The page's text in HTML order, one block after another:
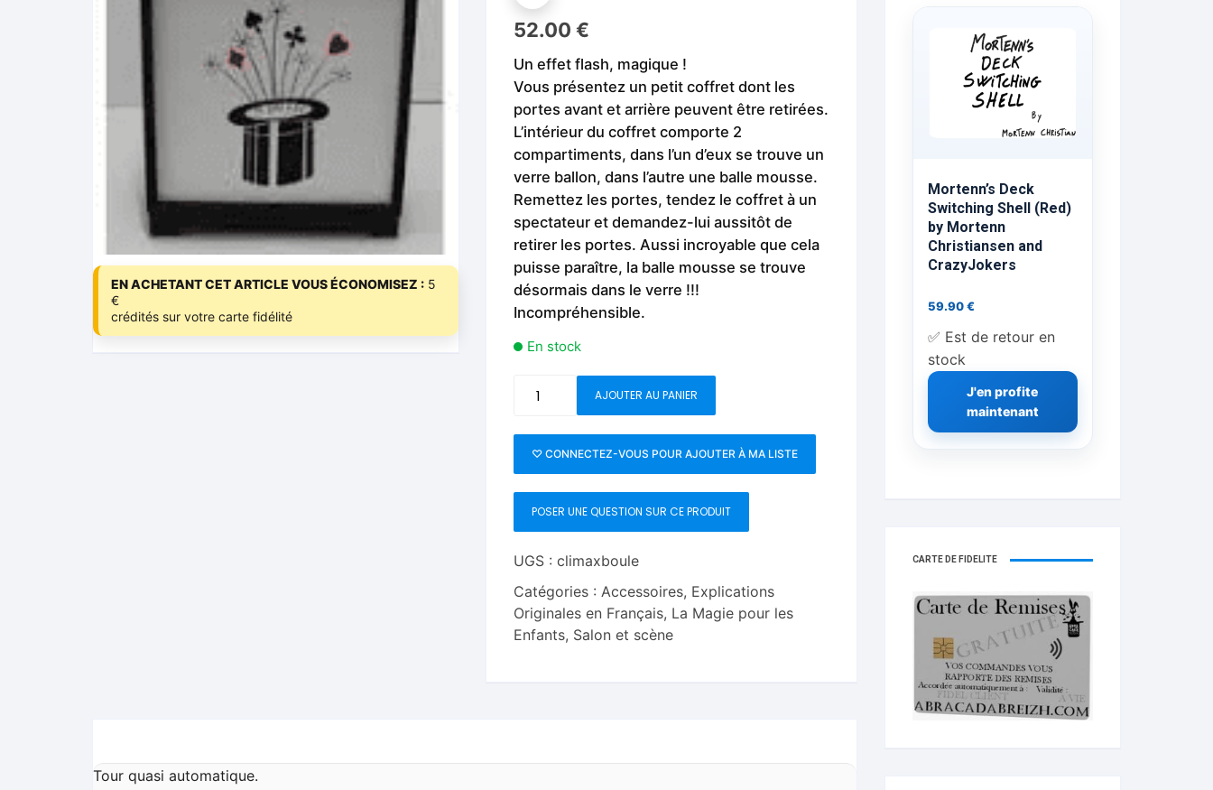
Foulards C.Up
Liquides C.Up
Magie Numérique
Mentalisme close up
Pièces-Billets
Feu
Foulards
Grandes illusions
La Magie pour les Enfants
Liquides
Mentalisme salon et scène
Livres de tours de Pièces
Livres sur la Magie
impromptue
Livres en Anglais
Les Recharges
EN ACHETANT CET ARTICLE VOUS ÉCONOMISEZ : 5
€
crédités sur votre carte fidélité
52.00€
Un effet flash, magique !
Vous présentez un petit coffret dont les
portes avant et arrière peuvent être retirées.
L’intérieur du coffret comporte 2
compartiments, dans l’un d’eux se trouve un
verre ballon, dans l’autre une balle mousse.
Remettez les portes, tendez le coffret à un
spectateur et demandez-lui aussitôt de
retirer les portes. Aussi incroyable que cela
puisse paraître, la balle mousse se trouve
désormais dans le verre !!!
Incompréhensible.
En stock
dans
le
verre
AJOUTER AU PANIER
♡ CONNECTEZ-VOUS POUR AJOUTER À MA LISTE
POSER UNE QUESTION SUR CE PRODUIT
UGS :climaxboule
Catégories :Accessoires, Explications
Originales en Français, La Magie pour les
Enfants, Salon et scène
Tour quasi automatique.
Mortenn’s Deck
Switching Shell (Red)
by Mortenn
Christiansen and
CrazyJokers
59.90€
✅ Est de retour en
stock
J'en profite
maintenant
CARTE DE FIDELITÉ